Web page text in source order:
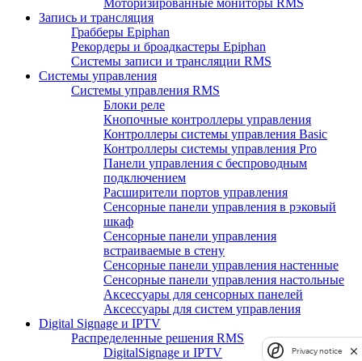
Запись и трансляция
Грабберы Epiphan
Рекордеры и броадкастеры Epiphan
Системы записи и трансляции RMS
Системы управления
Системы управления RMS
Блоки реле
Кнопочные контроллеры управления
Контроллеры системы управления Basic
Контроллеры системы управления Pro
Панели управления с беспроводным
подключением
Расширители портов управления
Сенсорные панели управления в рэковый
шкаф
Сенсорные панели управления
встраиваемые в стену
Сенсорные панели управления настенные
Сенсорные панели управления настольные
Аксессуары для сенсорных панелей
Аксессуары для систем управления
Digital Signage и IPTV
Распределенные решения RMS
DigitalSignage и IPTV
Privacy notice